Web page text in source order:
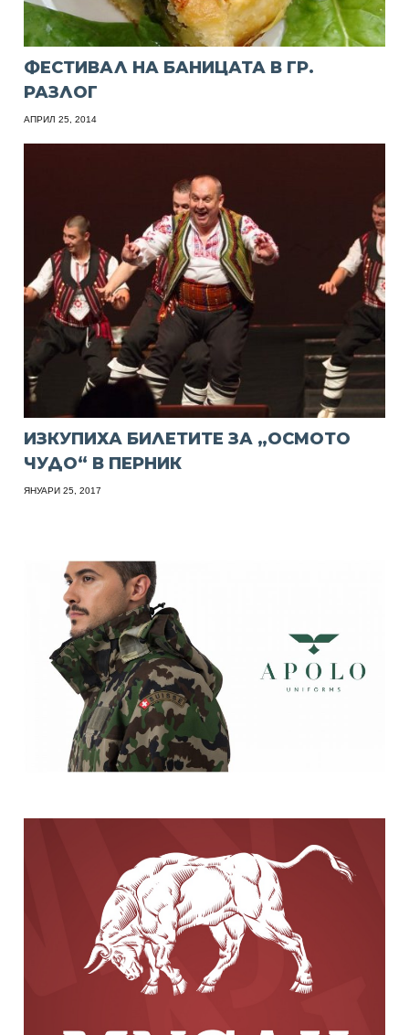
ФЕСТИВАЛ НА БАНИЦАТА В ГР.
РАЗЛОГ
АПРИЛ 25, 2014
ИЗКУПИХА БИЛЕТИТЕ ЗА „ОСМОТО
ЧУДО“ В ПЕРНИК
ЯНУАРИ 25, 2017